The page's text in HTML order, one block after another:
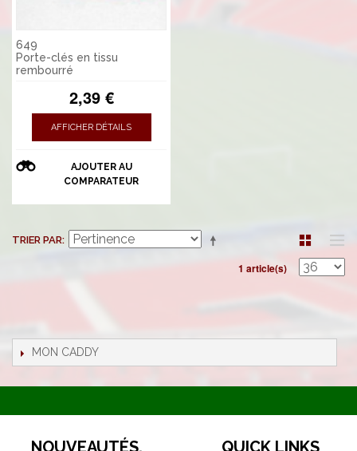
649
Porte-clés en tissu
rembourré
2,39 €
AFFICHER DÉTAILS
AJOUTER AU
COMPARATEUR
TRIER PAR
1 article(s)
MON CADDY